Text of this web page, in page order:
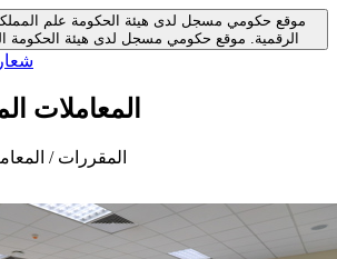
موقع حكومي مسجل لدى هيئة الحكومة
الرقمية. موقع حكومي مسجل لدى هيئة الحكومة
المعاملات
المقررات /